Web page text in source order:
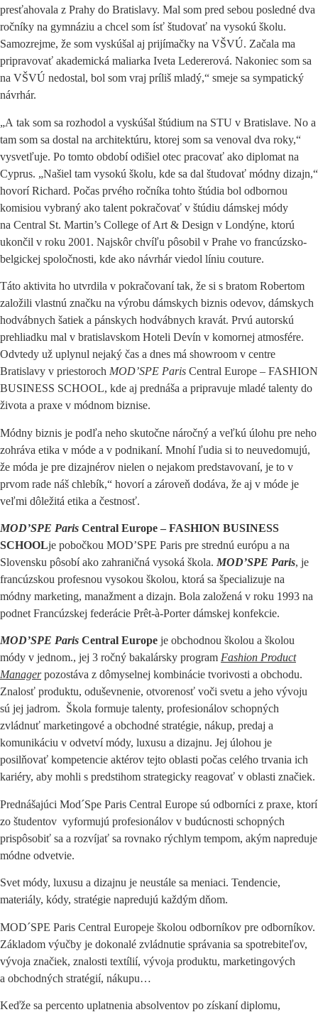
presťahovala z Prahy do Bratislavy. Mal som pred sebou posledné dva
ročníky na gymnáziu a chcel som ísť študovať na vysokú školu.
Samozrejme, že som vyskúšal aj prijímačky na VŠVÚ. Začala ma
pripravovať akademická maliarka Iveta Ledererová. Nakoniec som sa
na VŠVÚ nedostal, bol som vraj príliš mladý,“ smeje sa sympatický
návrhár.
„A tak som sa rozhodol a vyskúšal štúdium na STU v Bratislave. No a
tam som sa dostal na architektúru, ktorej som sa venoval dva roky,“
vysvetľuje. Po tomto období odišiel otec pracovať ako diplomat na
Cyprus. „Našiel tam vysokú školu, kde sa dal študovať módny dizajn,“
hovorí Richard. Počas prvého ročníka tohto štúdia bol odbornou
komisiou vybraný ako talent pokračovať v štúdiu dámskej módy
na Central St. Martin’s College of Art & Design v Londýne, ktorú
ukončil v roku 2001. Najskôr chvíľu pôsobil v Prahe vo francúzsko-
belgickej spoločnosti, kde ako návrhár viedol líniu couture.
Táto aktivita ho utvrdila v pokračovaní tak, že si s bratom Robertom
založili vlastnú značku na výrobu dámskych biznis odevov, dámskych
hodvábnych šatiek a pánskych hodvábnych kravát. Prvú autorskú
prehliadku mal v bratislavskom Hoteli Devín v komornej atmosfére.
Odvtedy už uplynul nejaký čas a dnes má showroom v centre
Bratislavy v priestoroch MOD’SPE Paris Central Europe – FASHION
BUSINESS SCHOOL, kde aj prednáša a pripravuje mladé talenty do
života a praxe v módnom biznise.
Módny biznis je podľa neho skutočne náročný a veľkú úlohu pre neho
zohráva etika v móde a v podnikaní. Mnohí ľudia si to neuvedomujú,
že móda je pre dizajnérov nielen o nejakom predstavovaní, je to v
prvom rade náš chlebík,“ hovorí a zároveň dodáva, že aj v móde je
veľmi dôležitá etika a čestnosť.
MOD’SPE Paris Central Europe – FASHION BUSINESS
SCHOOLje pobočkou MOD’SPE Paris pre strednú európu a na
Slovensku pôsobí ako zahraničná vysoká škola. MOD’SPE Paris, je
francúzskou profesnou vysokou školou, ktorá sa špecializuje na
módny marketing, manažment a dizajn. Bola založená v roku 1993 na
podnet Francúzskej federácie Prêt-à-Porter dámskej konfekcie.
MOD’SPE Paris Central Europe je obchodnou školou a školou
módy v jednom., jej 3 ročný bakalársky program Fashion Product
Managerpozostáva z dômyselnej kombinácie tvorivosti a obchodu.
Znalosť produktu, oduševnenie, otvorenosť voči svetu a jeho vývoju
sú jej jadrom. Škola formuje talenty, profesionálov schopných
zvládnuť marketingové a obchodné stratégie, nákup, predaj a
komunikáciu v odvetví módy, luxusu a dizajnu. Jej úlohou je
posilňovať kompetencie aktérov tejto oblasti počas celého trvania ich
kariéry, aby mohli s predstihom strategicky reagovať v oblasti značiek.
Prednášajúci Mod´Spe Paris Central Europe sú odborníci z praxe, ktorí
zo študentov vyformujú profesionálov v budúcnosti schopných
prispôsobiť sa a rozvíjať sa rovnako rýchlym tempom, akým napreduje
módne odvetvie.
Svet módy, luxusu a dizajnu je neustále sa meniaci. Tendencie,
materiály, kódy, stratégie napredujú každým dňom.
MOD´SPE Paris Central Europeje školou odborníkov pre odborníkov.
Základom výučby je dokonalé zvládnutie správania sa spotrebiteľov,
vývoja značiek, znalosti textílií, vývoja produktu, marketingových
a obchodných stratégií, nákupu…
Keďže sa percento uplatnenia absolventov po získaní diplomu,